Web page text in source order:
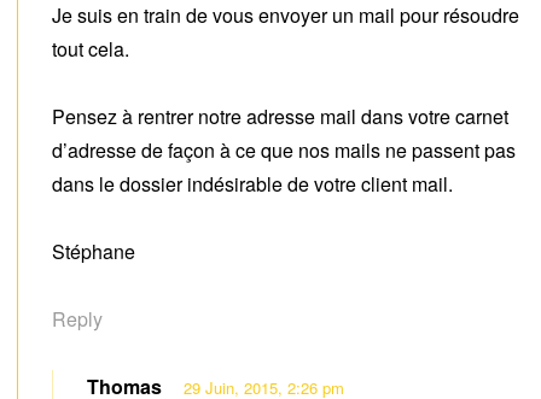
Je suis en train de vous envoyer un mail pour résoudre
tout cela.
Pensez à rentrer notre adresse mail dans votre carnet
d’adresse de façon à ce que nos mails ne passent pas
dans le dossier indésirable de votre client mail.
Stéphane
Reply
Thomas 29 Juin, 2015, 2:26 pm